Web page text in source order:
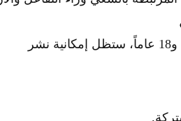
بالنسبة للمراهقين الذين تتراوح أعمارهم بين 16 و18 عاماً، ستظل إمكانية نشر
.